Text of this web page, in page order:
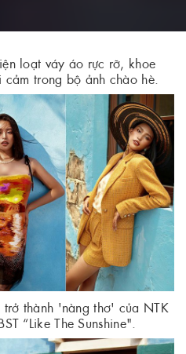
loạt váy áo rực rỡ, khoe
trong bộ ảnh chào hè.
thành 'nàng thơ' của NTK
“Like The Sunshine".